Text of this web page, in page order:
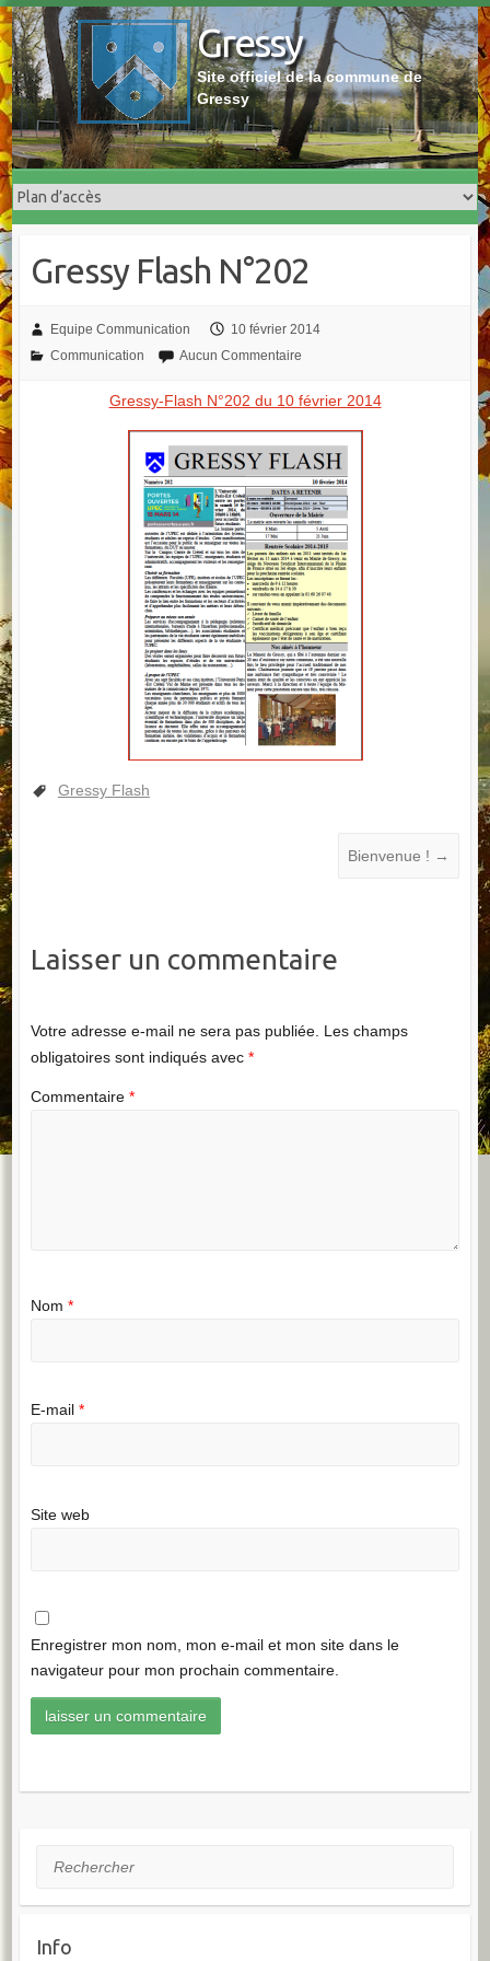
Skip
to
content
Gressy
Site officiel de la commune de
Gressy
Gressy Flash N°202
Equipe Communication
10 février 2014
Communication
Aucun Commentaire
Gressy-Flash N°202 du 10 février 2014
Gressy Flash
Bienvenue ! →
Laisser un commentaire
Votre adresse e-mail ne sera pas publiée. Les champs
obligatoires sont indiqués avec *
Commentaire *
Nom *
E-mail *
Site web
Enregistrer mon nom, mon e-mail et mon site dans le
navigateur pour mon prochain commentaire.
Rechercher
Info